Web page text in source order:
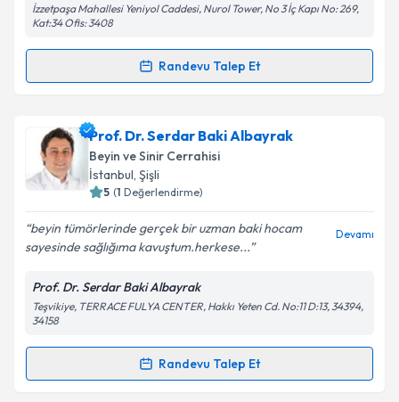
Kişisel verilerimin işlenmesine ilişkinAydınlatma
'ni okudum ve kişisel verilerimin belirtilen
kapsamda işlenmesini kabul ediyorum.
Takvim Talebini Gönder
İzzetpaşa Mahallesi Yeniyol Caddesi, Nurol Tower, No 3 İç Kapı No: 269,
Kat:34 Ofis: 3408
Randevu Talep Et
Randevu Takvimi Talebi
Fzt. Eren Mehmet Bozoğluiçin randevu takvimi
talebi oluşturun. Size bu uzmandan randevu almanız
için bir takvim hazırlandığında e-posta ile
bilgilendireceğiz.
E-posta Adresiniz
Kişisel verilerimin işlenmesine ilişkinAydınlatma
kapsamda işlenmesini kabul ediyorum.
Prof. Dr. Serdar Baki Albayrak
Beyin ve Sinir Cerrahisi
İstanbul, Şişli
5 (1 Değerlendirme)
beyin tümörlerinde gerçek bir uzman baki hocam
sayesinde sağlığıma kavuştum.herkese...
Devamı
Prof. Dr. Serdar Baki Albayrak
Teşvikiye, TERRACE FULYA CENTER, Hakkı Yeten Cd. No:11 D:13, 34394,
34158
Randevu Talep Et
Randevu Takvimi Talebi